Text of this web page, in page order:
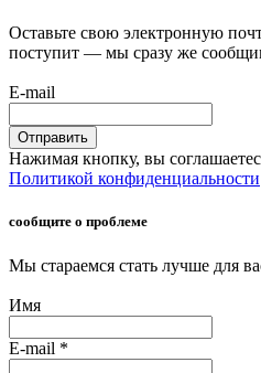
Оставьте свою электронную
поступит — мы сразу же
E-mail
Отправить
Нажимая кнопку, вы
Политикой конфиденциальности
сообщите о проблеме
Мы стараемся стать лучше для
Имя
E-mail *